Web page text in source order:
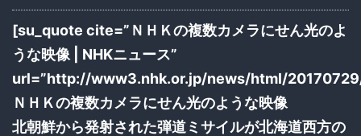
[su_quote cite=”ＮＨＫの複数カメラにせん光のよ
うな映像 | NHKニュース”
url=”http://www3.nhk.or.jp/news/html/
ＮＨＫの複数カメラにせん光のような映像
北朝鮮から発射された弾道ミサイルが北海道西方の